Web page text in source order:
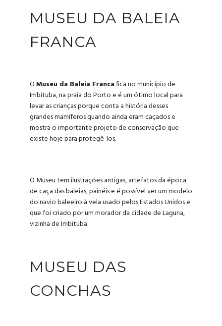
MUSEU DA BALEIA
FRANCA
OMuseu da Baleia Francafica no município de
Imbituba, na praia do Porto e é um ótimo local para
levar as crianças porque conta a história desses
grandes mamíferos quando ainda eram caçados e
mostra o importante projeto de conservação que
existe hoje para protegê-los.
O Museu tem ilustrações antigas, artefatos da época
de caça das baleias, painéis e é possível ver um modelo
do navio baleeiro à vela usado pelos Estados Unidos e
que foi criado por um morador da cidade de Laguna,
vizinha de Imbituba.
MUSEU DAS
CONCHAS